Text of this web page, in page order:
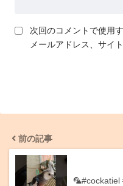
次回のコメントで使用
メールアドレス、サイ
前の記事
🦜#cockatiel